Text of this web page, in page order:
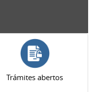
Trámites abertos